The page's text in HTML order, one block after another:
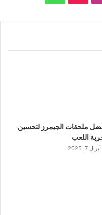
ملحقات الجيمرز لتحسين
اللعب
أبريل 7, 2025